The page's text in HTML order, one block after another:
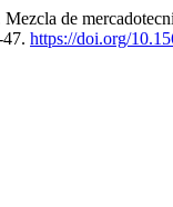
de
https://doi.org/